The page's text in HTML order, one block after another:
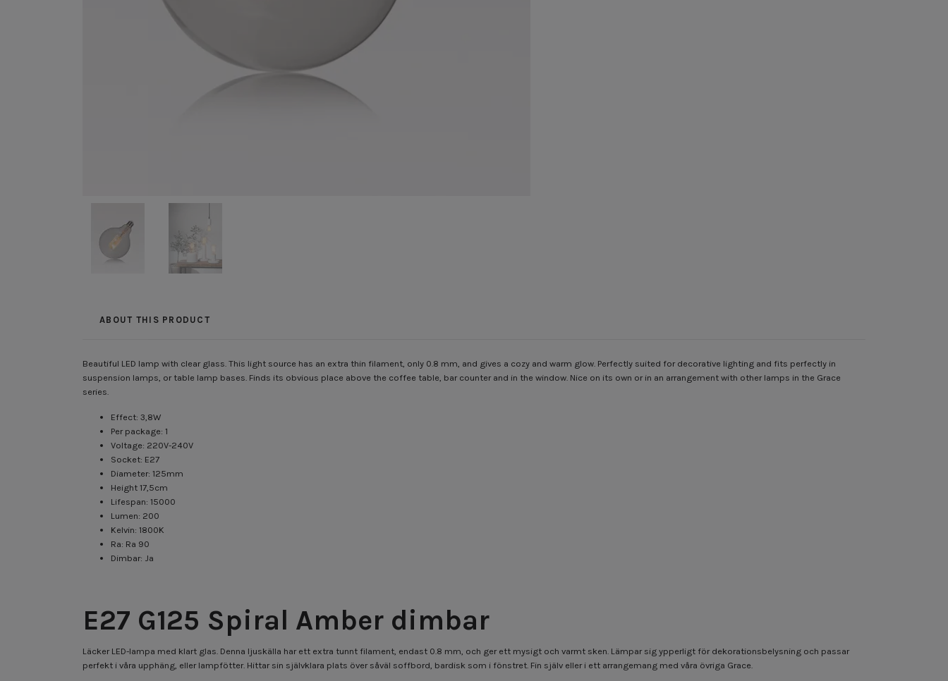
ABOUT THIS PRODUCT
Beautiful LED lamp with clear glass. This light source has an extra thin filament, only 0.8 mm, and gives a cozy and warm glow. Perfectly suited for decorative lighting and fits perfectly in
suspension lamps, or table lamp bases. Finds its obvious place above the coffee table, bar counter and in the window. Nice on its own or in an arrangement with other lamps in the Grace
series.
Effect: 3,8W
Per package: 1
Voltage: 220V-240V
Socket: E27
Diameter: 125mm
Height 17,5cm
Lifespan: 15000
Lumen: 200
Kelvin: 1800K
Ra: Ra 90
Dimbar: Ja
E27 G125 Spiral Amber dimbar
Läcker LED-lampa med klart glas. Denna ljuskälla har ett extra tunnt filament, endast 0.8 mm, och ger ett mysigt och varmt sken. Lämpar sig ypperligt för dekorationsbelysning och passar
perfekt i våra upphäng, eller lampfötter. Hittar sin självklara plats över såväl soffbord, bardisk som i fönstret. Fin själv eller i ett arrangemang med våra övriga Grace.